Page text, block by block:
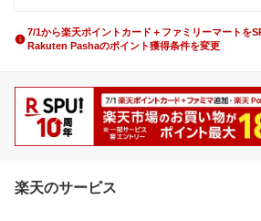
7/1から楽天ポイントカード＋ファミリーマートを
Rakuten Pashaのポイント獲得条件を変更
楽天のサービス